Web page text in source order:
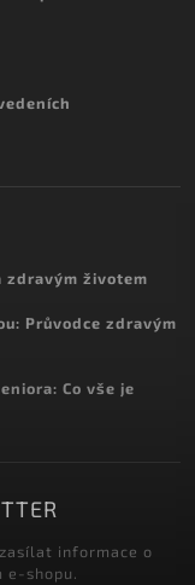
zdravým životem
Průvodce zdravým
Co vše je
informace o
e-shopu.